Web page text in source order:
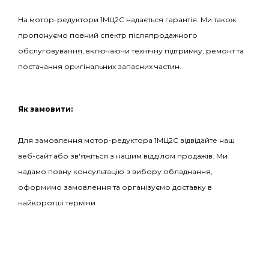
На мотор-редуктори 1МЦ2С надається гарантія. Ми також
пропонуємо повний спектр післяпродажного
обслуговування, включаючи технічну підтримку, ремонт та
постачання оригінальних запасних частин.
Як замовити:
Для замовлення мотор-редуктора 1МЦ2С відвідайте наш
веб-сайт або зв'яжіться з нашим відділом продажів. Ми
надамо повну консультацію з вибору обладнання,
оформимо замовлення та організуємо доставку в
найкоротші терміни